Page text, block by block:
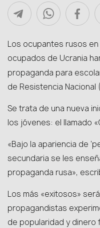
Los ocupantes rusos
ocupados de Ucrania
propaganda para
de Resistencia Nacional
Se trata de una nueva
los jóvenes: el llamado
«Bajo la apariencia de
secundaria se les
propaganda rusa»,
Los más «exitosos»
propagandistas
de popularidad y dinero